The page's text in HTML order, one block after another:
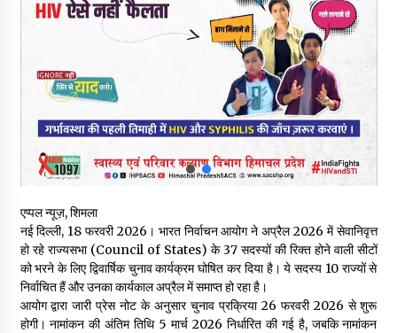
बड़ी ख़बर – अनुबंध कर्मचारियों को बैक डेट से नहीं मिलेगा नियमितीकरण,
शिक्षा निदेशालय ने जारी किया स्पष्टीकरण
05/08/2026
देहरा पुलिस की बड़ी कार्रवाई- 90 लाख नकद और 2 करोड़के सोने के
आभूषण बरामद, 7 आरोपी गिरफ्तार
05/08/2026
पिंजौर-बद्दी फोरलेन परियोजना को मिली बड़ी गति, 378.48 करोड़ की लागत
वन विभाग एवं रेड क्रॉस सोसायटी के संयुक्त तत्वावधान में शूराला में वृक्षारोपण
अभियान आयोजित
05/08/2026
एप्पल न्यूज़, शिमला
नई दिल्ली, 18 फरवरी 2026। भारत निर्वाचन आयोग ने अप्रैल 2026 में सेवानिवृत्त
हो रहे राज्यसभा (Council of States) के 37 सदस्यों की रिक्त होने वाली सीटों
को भरने के लिए द्विवार्षिक चुनाव कार्यक्रम घोषित कर दिया है। ये सदस्य 10 राज्यों से
निर्वाचित हैं और उनका कार्यकाल अप्रैल में समाप्त हो रहा है।
आयोग द्वारा जारी प्रेस नोट के अनुसार चुनाव प्रक्रिया 26 फरवरी 2026 से शुरू
होगी। नामांकन की अंतिम तिथि 5 मार्च 2026 निर्धारित की गई है, जबकि नामांकन